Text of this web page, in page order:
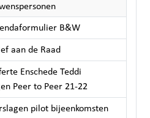
B&W
aan de Raad
Enschede Teddi
Peer to Peer 21-22
pilot bijeenkomsten